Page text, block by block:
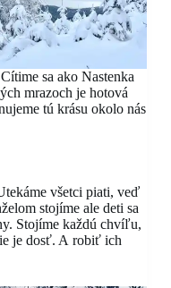
sa ako Nastenka
mrazoch je hotová
tú krásu okolo nás
všetci piati, veď
stojíme ale deti sa
Stojíme každú chvíľu,
je dosť. A robiť ich